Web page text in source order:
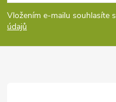
p
a
Vložením e-mailu souhlasíte s
údajů